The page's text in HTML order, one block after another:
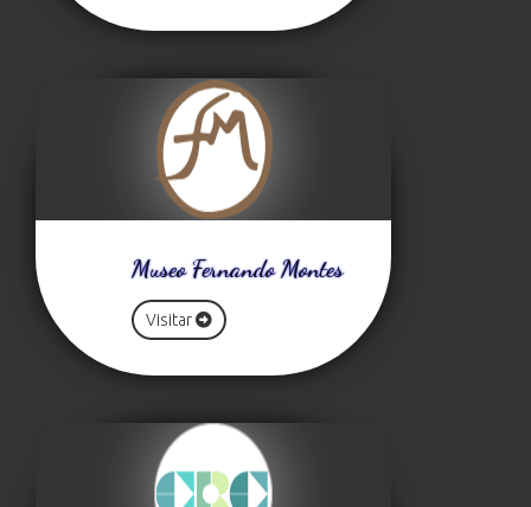
Museo Fernando Montes
Visitar